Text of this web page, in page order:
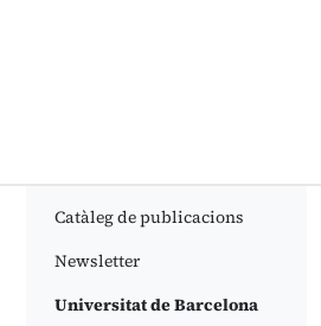
Catàleg de publicacions
Newsletter
Universitat de Barcelona